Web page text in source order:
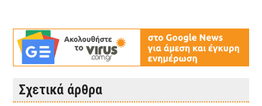
Σχετικά άρθρα